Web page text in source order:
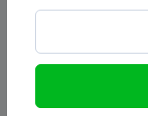
Thông báo đấu giá
Dịch vụ Truyền
hình Việt Nam sở
19/05/2026